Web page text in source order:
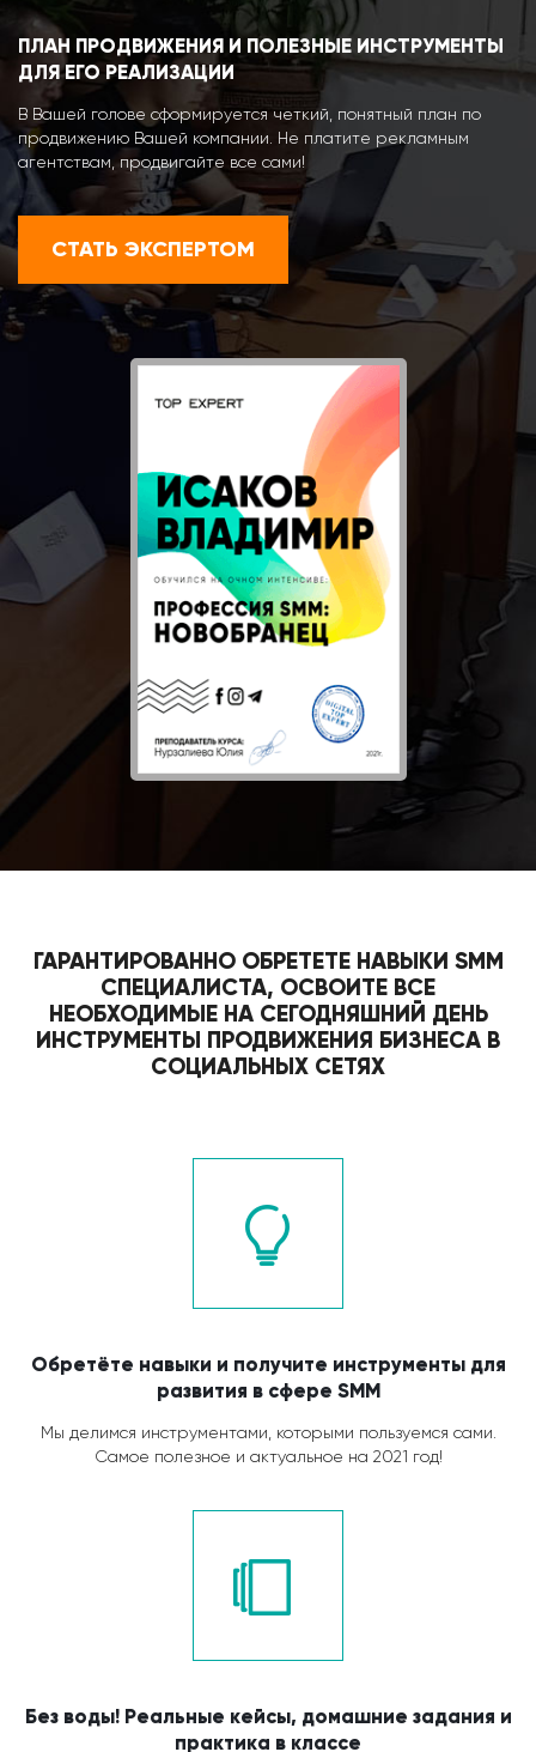
ПЛАН ПРОДВИЖЕНИЯ И ПОЛЕЗНЫЕ ИНСТРУМЕНТЫ
ДЛЯ ЕГО РЕАЛИЗАЦИИ
В Вашей голове сформируется четкий, понятный план по
продвижению Вашей компании. Не платите рекламным
агентствам, продвигайте все сами!
СТАТЬ ЭКСПЕРТОМ
ГАРАНТИРОВАННО ОБРЕТЕТЕ НАВЫКИ SMM
СПЕЦИАЛИСТА, ОСВОИТЕ ВСЕ
НЕОБХОДИМЫЕ НА СЕГОДНЯШНИЙ ДЕНЬ
ИНСТРУМЕНТЫ ПРОДВИЖЕНИЯ БИЗНЕСА В
СОЦИАЛЬНЫХ СЕТЯХ
Обретёте навыки и получите инструменты для
развития в сфере SMM
Мы делимся инструментами, которыми пользуемся сами.
Самое полезное и актуальное на 2021 год!
Без воды! Реальные кейсы, домашние задания и
практика в классе